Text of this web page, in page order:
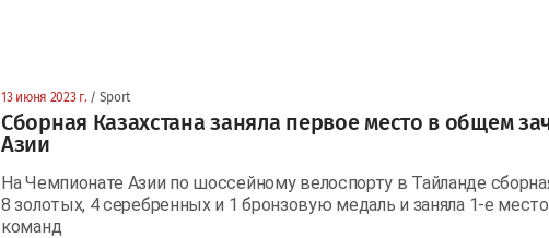
13 июня 2023 г. / Sport
Сборная Казахстана заняла первое место в общем
Азии
На Чемпионате Азии по шоссейному велоспорту в Тайланде
8 золотых, 4 серебренных и 1 бронзовую медаль и заняла 1-е
команд